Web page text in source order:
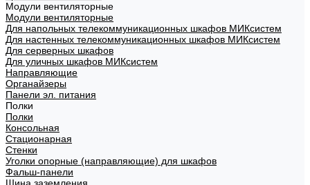
Модули вентиляторные
Модули вентиляторные
Для напольных телекоммуникационных шкафов МИКсистем
Для настенных телекоммуникационных шкафов МИКсистем
Для серверных шкафов
Для уличных шкафов МИКсистем
Направляющие
Органайзеры
Панели эл. питания
Полки
Полки
Консольная
Стационарная
Стенки
Уголки опорные (направляющие) для шкафов
Фальш-панели